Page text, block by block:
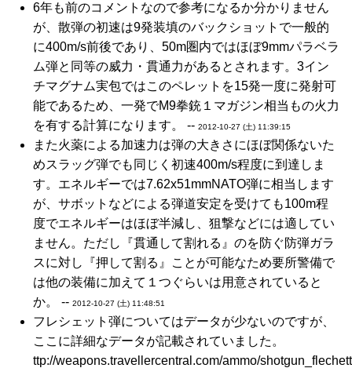
6年も前のコメントなので参考になるか分かりません
が、散弾の初速は9発装填のバックショットで一般的
に400m/s前後であり、50m圏内ではほぼ9mmパラベラ
ム弾と同等の威力・貫通力があるとされます。3イン
チマグナム実包ではこのペレットを15発一度に発射可
能であるため、一発でM9拳銃１マガジン相当もの火力
を有する計算になります。 -- 2012-10-27 (土) 11:39:15
また火薬による加速力は弾の大きさにほぼ関係ないた
めスラッグ弾でも同じく初速400m/s程度に到達しま
す。エネルギーでは7.62x51mmNATO弾に相当します
が、サボットなどによる弾道安定を受けても100m程
度でエネルギーはほぼ半減し、狙撃などには適してい
ません。ただし『貫通して割れる』のを防ぐ防弾ガラ
スに対し『押して割る』ことが可能なため要所警備で
は他の装備に加えて１つぐらいは用意されていると
か。 -- 2012-10-27 (土) 11:48:51
フレシェット弾についてはデータが少ないのですが、
ここに詳細なデータが記載されていました。
ttp://weapons.travellercentral.com/ammo/